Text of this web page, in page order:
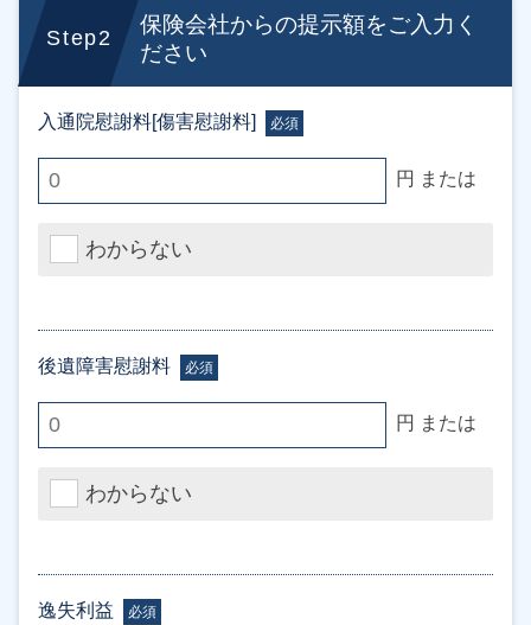
Step2
保険会社からの提示額をご入力く
ださい
入通院慰謝料[傷害慰謝料] 必須
円 または
わからない
後遺障害慰謝料 必須
円 または
わからない
逸失利益 必須